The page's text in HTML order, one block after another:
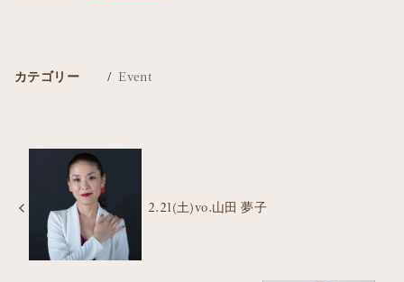
カテゴリー Event
2.21(土)vo.山田 夢子